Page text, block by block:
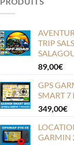
TRIP
89,00€
GPS
SMART 7
349,00€
GARMIN